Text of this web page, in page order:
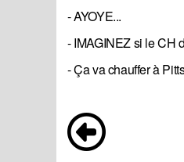
- AYOYE...
- IMAGINEZ si le CH
- Ça va chauffer à